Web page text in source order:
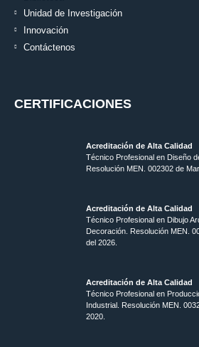
Unidad de Investigación
Innovación
Contáctenos
CERTIFICACIONES
Acreditación de Alta Calidad
Técnico Profesional en Diseño
Resolución MEN. 002302 de
Acreditación de Alta Calidad
Técnico Profesional en Dibujo
Decoración. Resolución MEN.
del 2026.
Acreditación de Alta Calidad
Técnico Profesional en
Industrial. Resolución MEN.
2020.